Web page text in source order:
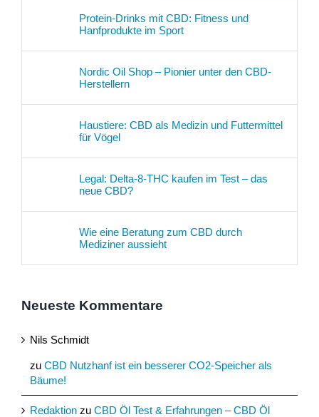
Protein-Drinks mit CBD: Fitness und
Hanfprodukte im Sport
Nordic Oil Shop – Pionier unter den CBD-
Herstellern
Haustiere: CBD als Medizin und Futtermittel
für Vögel
Legal: Delta-8-THC kaufen im Test – das
neue CBD?
Wie eine Beratung zum CBD durch
Mediziner aussieht
Neueste Kommentare
Nils Schmidt
zu CBD Nutzhanf ist ein besserer CO2-Speicher als
Bäume!
Redaktion zu CBD Öl Test & Erfahrungen – CBD Öl